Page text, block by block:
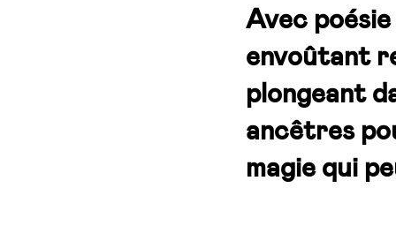
Avec
envoûtant
plongeant
ancêtres
magie qui